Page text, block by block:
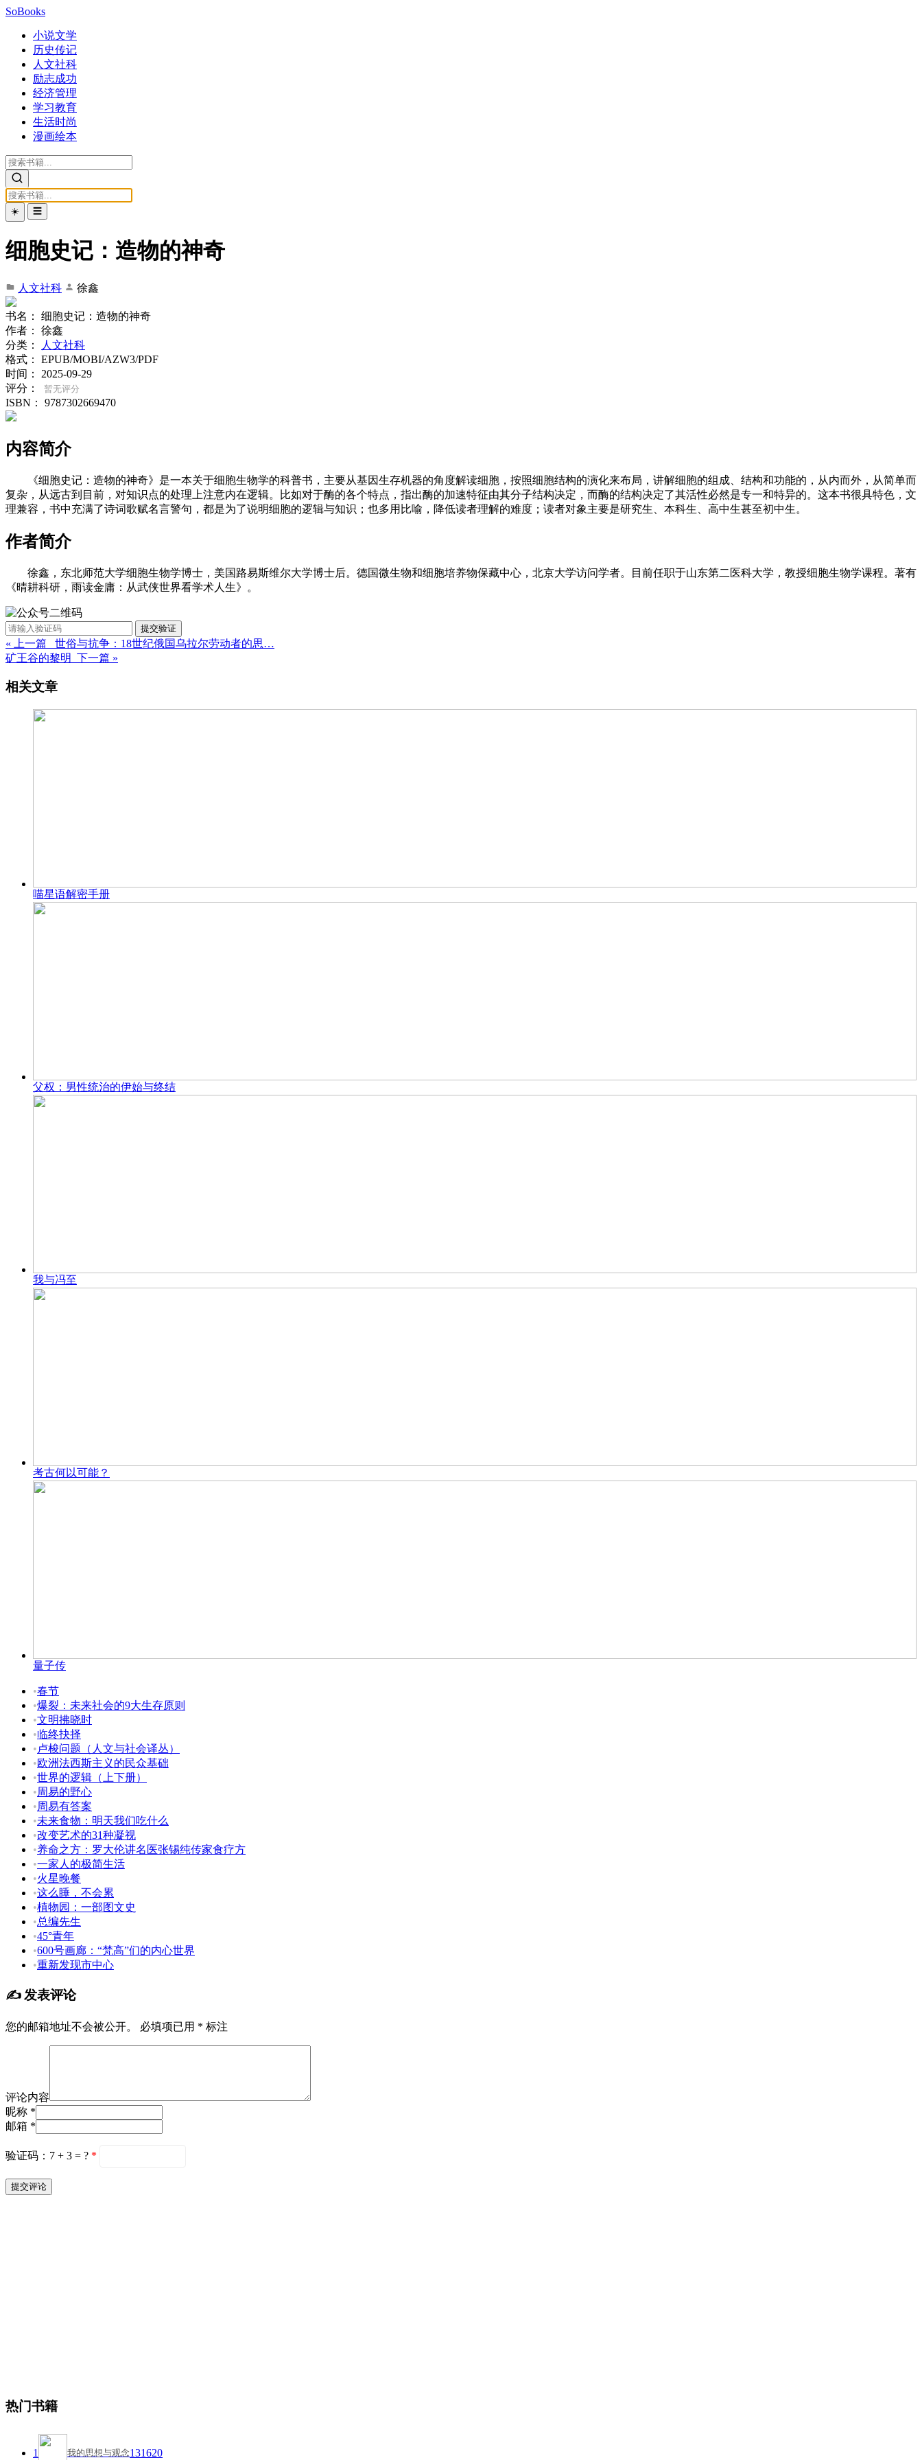
SoBooks
小说文学
历史传记
人文社科
励志成功
经济管理
学习教育
生活时尚
漫画绘本
☀️ ☰
细胞史记：造物的神奇
人文社科 徐鑫
书名：
细胞史记：造物的神奇
作者：
徐鑫
分类：
人文社科
格式：
EPUB/MOBI/AZW3/PDF
时间：
2025-09-29
评分：
暂无评分
ISBN： 9787302669470
内容简介
《细胞史记：造物的神奇》是一本关于细胞生物学的科普书，主要从基因生存机器的角度解读细胞，按照细胞结构的演化来布局，讲解细胞的组成、结构和功能的，从内而外，从简单而
复杂，从远古到目前，对知识点的处理上注意内在逻辑。比如对于酶的各个特点，指出酶的加速特征由其分子结构决定，而酶的结构决定了其活性必然是专一和特异的。这本书很具特色，文
理兼容，书中充满了诗词歌赋名言警句，都是为了说明细胞的逻辑与知识；也多用比喻，降低读者理解的难度；读者对象主要是研究生、本科生、高中生甚至初中生。
作者简介
徐鑫，东北师范大学细胞生物学博士，美国路易斯维尔大学博士后。德国微生物和细胞培养物保藏中心，北京大学访问学者。目前任职于山东第二医科大学，教授细胞生物学课程。著有
《晴耕科研，雨读金庸：从武侠世界看学术人生》。
提交验证
« 上一篇 世俗与抗争：18世纪俄国乌拉尔劳动者的思…
矿王谷的黎明 下一篇 »
相关文章
喵星语解密手册
父权：男性统治的伊始与终结
我与冯至
考古何以可能？
量子传
•春节
•爆裂：未来社会的9大生存原则
•文明拂晓时
•临终抉择
•卢梭问题（人文与社会译丛）
•欧洲法西斯主义的民众基础
•世界的逻辑（上下册）
•周易的野心
•周易有答案
•未来食物：明天我们吃什么
•改变艺术的31种凝视
•养命之方：罗大伦讲名医张锡纯传家食疗方
•一家人的极简生活
•火星晚餐
•这么睡，不会累
•植物园：一部图文史
•总编先生
•45°青年
•600号画廊：“梵高”们的内心世界
•重新发现市中心
✍️ 发表评论
您的邮箱地址不会被公开。 必填项已用 * 标注
评论内容
昵称 *
邮箱 *
验证码：7 + 3 = ? *
热门书籍
1 我的思想与观念131620